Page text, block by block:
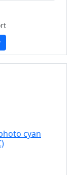
cyan